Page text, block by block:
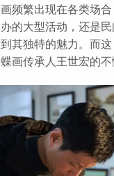
繁出现在各类场合
的大型活动，还是
其独特的魅力。而
画传承人王世宏的不